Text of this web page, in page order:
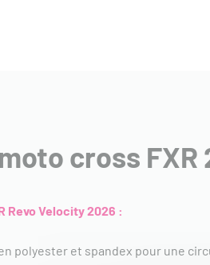
cross FXR
Revo Velocity 2026 :
polyester et spandex pour une